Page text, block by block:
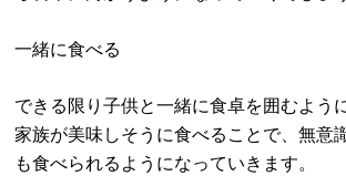
一緒に食べる
できる限り子供と一緒に食卓を囲むよう
家族が美味しそうに食べることで、無意
も食べられるようになっていきます。